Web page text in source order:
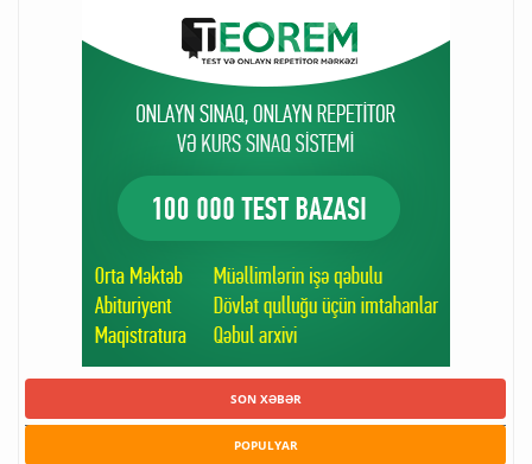
SON XƏBƏR
POPULYAR